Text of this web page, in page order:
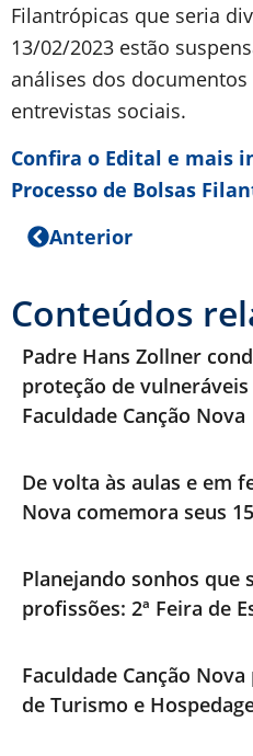
Filantrópicas que seria
13/02/2023 estão
análises dos
entrevistas sociais.
Confira o Edital e mais
Processo de Bolsas
Anterior
Conteúdos
Padre Hans Zollner
proteção de
Faculdade Canção Nova
De volta às aulas e em
Nova comemora seus
Planejando sonhos que
profissões: 2ª Feira de
Faculdade Canção
de Turismo e